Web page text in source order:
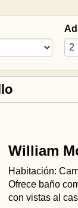
William
Habitación:
Ofrece baño
con vistas al